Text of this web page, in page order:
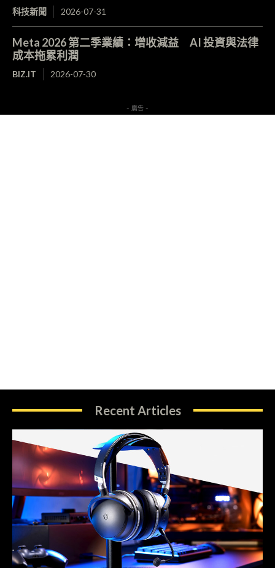
科技新聞 2026-07-31
Meta 2026 第二季業績：增收減益 AI 投資與法律
成本拖累利潤
BIZ.IT 2026-07-30
- 廣告 -
Recent Articles